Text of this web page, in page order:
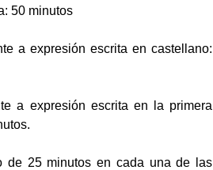
50 minutos
a expresión escrita en castellano:
a expresión escrita en la primera
de 25 minutos en cada una de las